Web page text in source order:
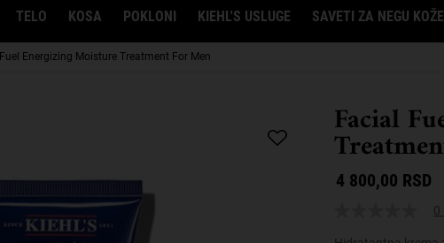
TELO KOSA POKLONI KIEHL'S USLUGE SAVETI ZA NEGU KOŽE
Energizing Moisture Treatment For Men
Facial
4 800,00 RSD
0